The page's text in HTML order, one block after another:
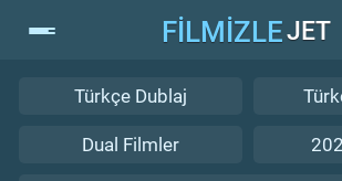
FİLMİZLEJET
Türkçe Dublaj
Dual Filmler